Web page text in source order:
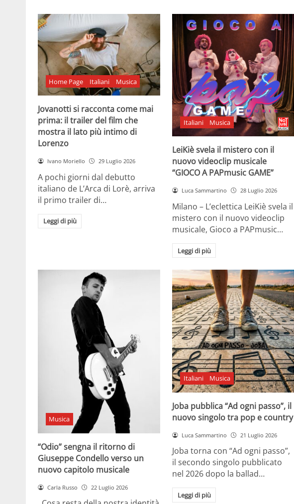
Home Page Italiani Musica
Jovanotti si racconta come mai
prima: il trailer del film che
mostra il lato più intimo di
Lorenzo
Ivano Moriello 29 Luglio 2026
A pochi giorni dal debutto
italiano de L’Arca di Lorè, arriva
il primo trailer di…
Leggi di più
Italiani Musica
LeiKiè svela il mistero con il
nuovo videoclip musicale
“GIOCO A PAPmusic GAME”
Luca Sammartino 28 Luglio 2026
Milano – L’eclettica LeiKiè svela il
mistero con il nuovo videoclip
musicale, Gioco a PAPmusic…
Leggi di più
Musica
“Odio” sengna il ritorno di
Giuseppe Condello verso un
nuovo capitolo musicale
Carla Russo 22 Luglio 2026
Italiani Musica
Joba pubblica “Ad ogni passo”, il
nuovo singolo tra pop e country
Luca Sammartino 21 Luglio 2026
Joba torna con “Ad ogni passo”,
il secondo singolo pubblicato
nel 2026 dopo la ballad…
Leggi di più